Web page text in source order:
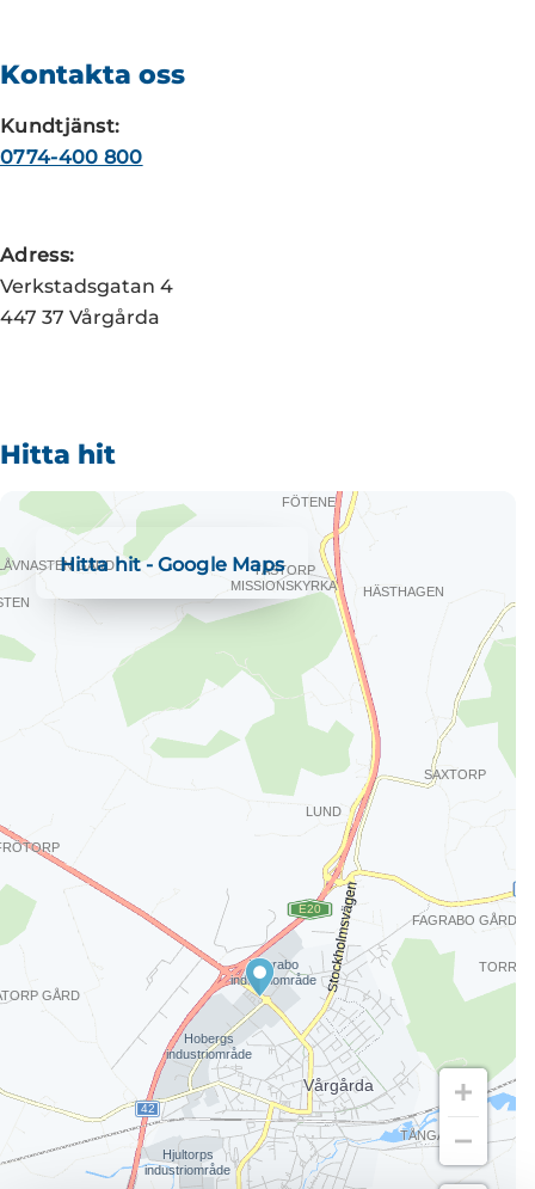
Kontakta oss
Kundtjänst:
0774-400 800
Adress:
Verkstadsgatan 4
447 37 Vårgårda
Hitta hit
Hitta hit - Google Maps